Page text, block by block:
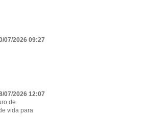
07/2026 09:27
07/2026 12:07
de
vida para